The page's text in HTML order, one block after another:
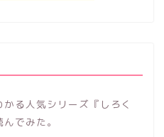
る人気シリーズ『しろく
でみた。